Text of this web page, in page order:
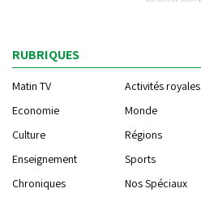
RUBRIQUES
Matin TV Activités royales
Economie
Monde
Culture
Régions
Enseignement
Sports
Chroniques
Nos Spéciaux